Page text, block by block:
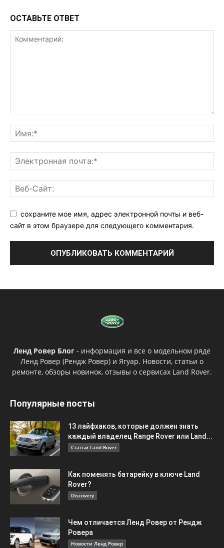
ОСТАВЬТЕ ОТВЕТ
сохраните мое имя, адрес электронной почты и веб-
сайт в этом браузере для следующего комментария.
Ленд Ровер Блог - информация и все о модельном ряде
Ленд Ровер (Рендж Ровер) и Ягуар. Новости, статьи о
ремонте, обзоры новинок, отзывы о сервисах Land Rover.
Популярные посты
13 лайфхаков, которые должен знать
каждый владелец Range Rover или Land...
Статьи Land Rover
Как поменять батарейку в ключе Land
Rover?
Discovery
Чем отличается Ленд Ровер от Рендж
Ровера
Новости Ленд Ровер